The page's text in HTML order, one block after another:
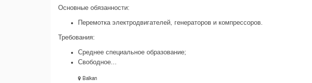
Основные обязанности:
Перемотка электродвигателей, генераторов и компрессоров.
Требования:
Среднее специальное образование;
Свободное...
Balkan